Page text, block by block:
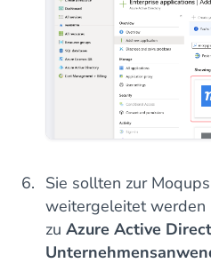
Sie sollten zur
weitergeleitet werden
zu Azure Active